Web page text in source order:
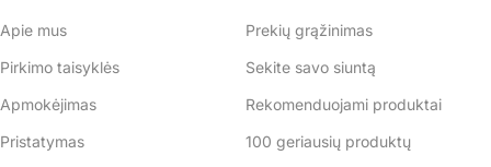
Apie mus
Pirkimo taisyklės
Apmokėjimas
Pristatymas
Prekių grąžinimas
Sekite savo siuntą
Rekomenduojami produktai
100 geriausių produktų